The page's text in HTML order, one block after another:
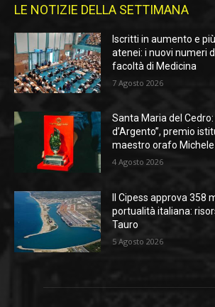
LE NOTIZIE DELLA SETTIMANA
Iscritti in aumento e
atenei: i nuovi numeri
facoltà di Medicina
7 Agosto 2026
Santa Maria del
d’Argento”, premio
maestro orafo
4 Agosto 2026
Il Cipess approva 358
portualità italiana:
Tauro
5 Agosto 2026